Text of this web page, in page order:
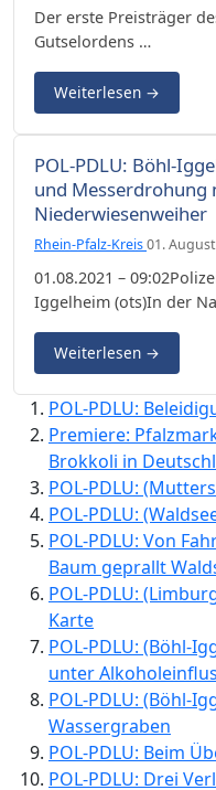
Der erste Preisträger
Gutselordens …
Weiterlesen →
POL-PDLU: Böhl-
und Messerdrohung
Niederwiesenweiher
Rhein-Pfalz-Kreis01.
01.08.2021 –
Iggelheim (ots)In der
Weiterlesen →
POL-PDLU:
Premiere:
Brokkoli in
POL-PDLU:
POL-PDLU:
POL-PDLU: Von
Baum geprallt
POL-PDLU:
Karte
POL-PDLU: (Böhl-
unter
POL-PDLU: (Böhl-
Wassergraben
POL-PDLU: Beim
POL-PDLU: Drei